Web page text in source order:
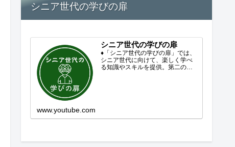
シニア世代の学びの扉
シニア世代の学びの扉
♦「シニア世代の学びの扉」では、
シニア世代に向けて、楽しく学べ
る知識やスキルを提供。第二の人
www.youtube.com